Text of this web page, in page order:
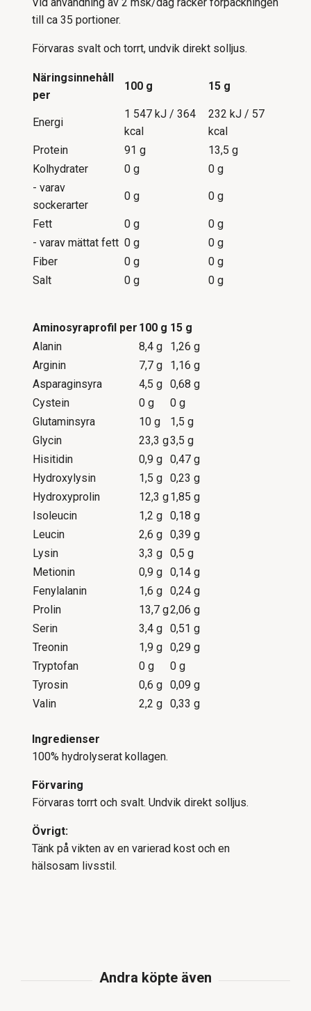
till ca 35 portioner.
Förvaras svalt och torrt, undvik direkt solljus.
Näringsinnehåll
per
100 g 15 g
Energi
1 547 kJ / 364
kcal
232 kJ / 57
kcal
Protein
91 g
13,5 g
Kolhydrater
0 g
0 g
- varav
sockerarter
0 g 0 g
Fett 0 g
0 g
- varav mättat fett 0 g
0 g
Fiber
0 g
0 g
Salt
0 g 0 g
Aminosyraprofil per 100 g 15 g
Alanin
8,4 g
1,26 g
Arginin
7,7 g
1,16 g
Asparaginsyra
4,5 g 0,68 g
Cystein
0 g
0 g
Glutaminsyra
10 g
1,5 g
Glycin
23,3 g3,5 g
Hisitidin
0,9 g 0,47 g
Hydroxylysin
1,5 g 0,23 g
Hydroxyprolin
12,3 g1,85 g
Isoleucin
1,2 g 0,18 g
Leucin
2,6 g 0,39 g
Lysin
3,3 g 0,5 g
Metionin
0,9 g 0,14 g
Fenylalanin
1,6 g 0,24 g
Prolin
13,7 g2,06 g
Serin
3,4 g 0,51 g
Treonin
1,9 g 0,29 g
Tryptofan
0 g
0 g
Tyrosin
0,6 g 0,09 g
Valin
2,2 g 0,33 g
Ingredienser
100% hydrolyserat kollagen.
Förvaring
Förvaras torrt och svalt. Undvik direkt solljus.
Övrigt:
Tänk på vikten av en varierad kost och en
hälsosam livsstil.